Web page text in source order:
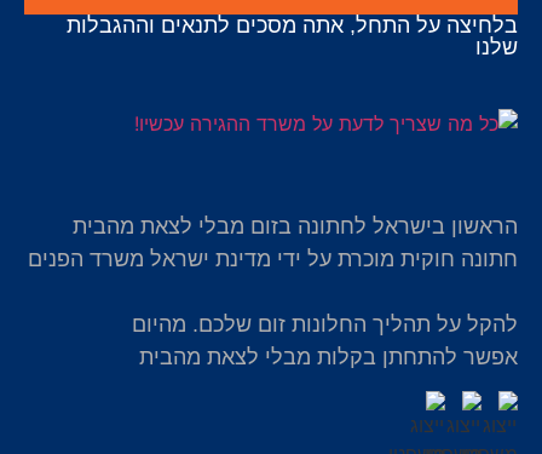
בלחיצה על התחל, אתה מסכים לתנאים וההגבלות
שלנו
הראשון בישראל לחתונה בזום מבלי לצאת מהבית
חתונה חוקית מוכרת על ידי מדינת ישראל משרד הפנים
להקל על תהליך החלונות זום שלכם. מהיום
אפשר להתחתן בקלות מבלי לצאת מהבית